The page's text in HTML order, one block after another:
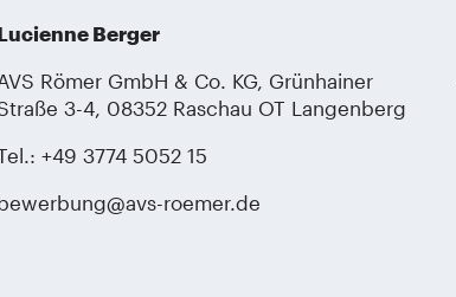
Berger
Römer GmbH & Co. KG, Grünhainer
3-4, 08352 Raschau OT Langenberg
+49 3774 5052 15
roemer.de